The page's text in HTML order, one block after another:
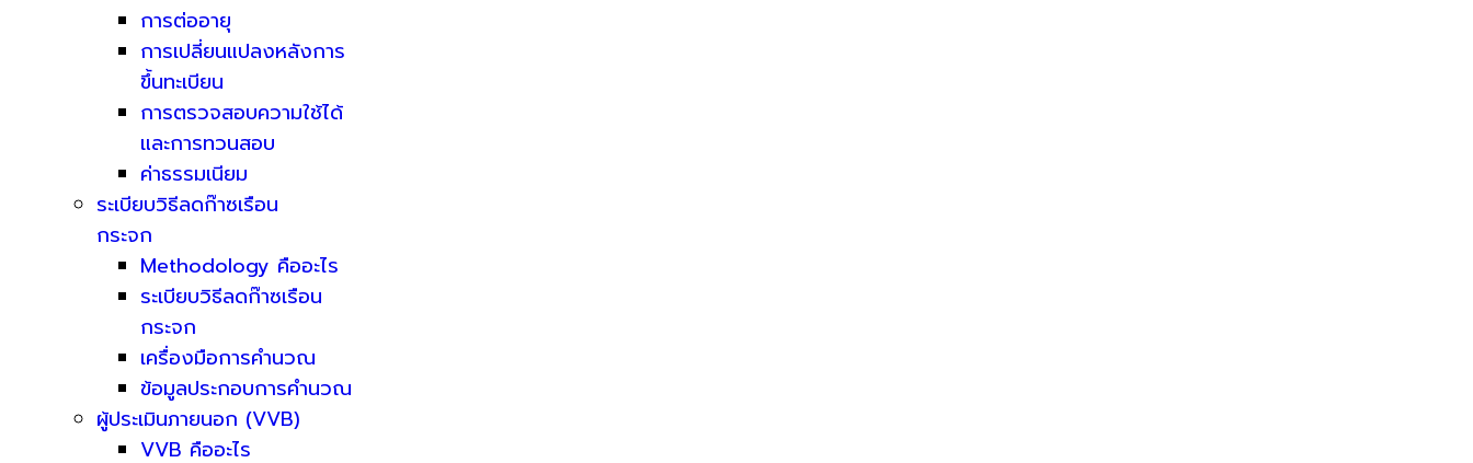
การต่ออายุ
การเปลี่ยนแปลงหลังการ
ขึ้นทะเบียน
การตรวจสอบความใช้ได้
และการทวนสอบ
ค่าธรรมเนียม
ระเบียบวิธีลดก๊าซเรือน
กระจก
Methodology คืออะไร
ระเบียบวิธีลดก๊าซเรือน
กระจก
เครื่องมือการคำนวณ
ข้อมูลประกอบการคำนวณ
ผู้ประเมินภายนอก (VVB)
VVB คืออะไร